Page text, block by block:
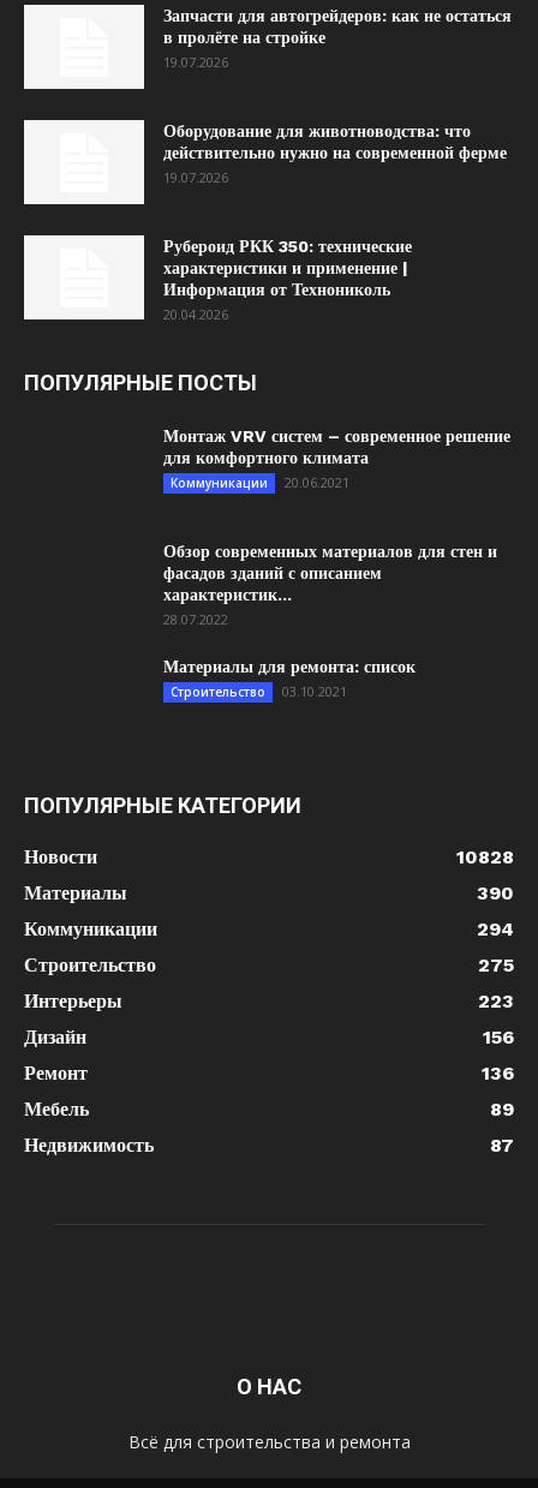
Запчасти для автогрейдеров: как не остаться
в пролёте на стройке
19.07.2026
Оборудование для животноводства: что
действительно нужно на современной ферме
19.07.2026
Рубероид РКК 350: технические
характеристики и применение |
Информация от Технониколь
20.04.2026
ПОПУЛЯРНЫЕ ПОСТЫ
Монтаж VRV систем – современное решение
для комфортного климата
Коммуникации 20.06.2021
Обзор современных материалов для стен и
фасадов зданий с описанием
характеристик...
28.07.2022
Материалы для ремонта: список
Строительство 03.10.2021
ПОПУЛЯРНЫЕ КАТЕГОРИИ
Новости
10828
Материалы
390
Коммуникации
294
Строительство
275
Интерьеры
223
Дизайн
156
Ремонт
136
Мебель
89
Недвижимость
87
О НАС
Всё для строительства и ремонта